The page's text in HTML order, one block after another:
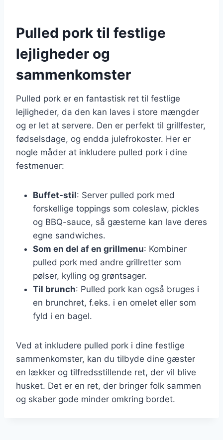
Pulled pork til festlige
lejligheder og
sammenkomster
Pulled pork er en fantastisk ret til festlige
lejligheder, da den kan laves i store mængder
og er let at servere. Den er perfekt til grillfester,
fødselsdage, og endda julefrokoster. Her er
nogle måder at inkludere pulled pork i dine
festmenuer:
Buffet-stil: Server pulled pork med
forskellige toppings som coleslaw, pickles
og BBQ-sauce, så gæsterne kan lave deres
egne sandwiches.
Som en del af en grillmenu: Kombiner
pulled pork med andre grillretter som
pølser, kylling og grøntsager.
Til brunch: Pulled pork kan også bruges i
en brunchret, f.eks. i en omelet eller som
fyld i en bagel.
Ved at inkludere pulled pork i dine festlige
sammenkomster, kan du tilbyde dine gæster
en lækker og tilfredsstillende ret, der vil blive
husket. Det er en ret, der bringer folk sammen
og skaber gode minder omkring bordet.